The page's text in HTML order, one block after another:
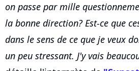
on passe par mille
la bonne direction? Est-ce que
dans le sens de ce que je veux
un peu stressant. J'y vais